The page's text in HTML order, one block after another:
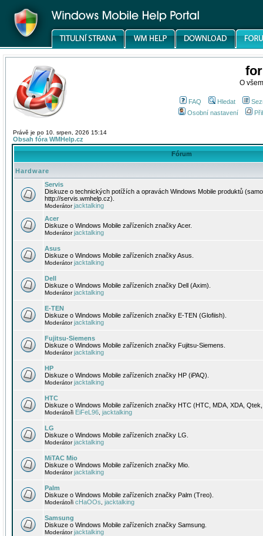
O
FAQ Hledat
Osobní nastavení
Právě je po 10. srpen, 2026 15:14
Obsah fóra WMHelp.cz
Fórum
Hardware
Servis
Diskuze o technických potížích a opravách Windows Mobile produktů
http://servis.wmhelp.cz).
Moderátorjacktalking
Acer
Diskuze o Windows Mobile zařízeních značky Acer.
Moderátorjacktalking
Asus
Diskuze o Windows Mobile zařízeních značky Asus.
Moderátorjacktalking
Dell
Diskuze o Windows Mobile zařízeních značky Dell (Axim).
Moderátorjacktalking
E-TEN
Diskuze o Windows Mobile zařízeních značky E-TEN (Glofiish).
Moderátorjacktalking
Fujitsu-Siemens
Diskuze o Windows Mobile zařízeních značky Fujitsu-Siemens.
Moderátorjacktalking
HP
Diskuze o Windows Mobile zařízeních značky HP (iPAQ).
Moderátorjacktalking
HTC
Diskuze o Windows Mobile zařízeních značky HTC (HTC, MDA, XDA,
Moderátoři EiFeL96 jacktalking
LG
Diskuze o Windows Mobile zařízeních značky LG.
Moderátorjacktalking
MiTAC Mio
Diskuze o Windows Mobile zařízeních značky Mio.
Moderátorjacktalking
Palm
Diskuze o Windows Mobile zařízeních značky Palm (Treo).
Moderátoři cHaOOs jacktalking
Samsung
Diskuze o Windows Mobile zařízeních značky Samsung.
Moderátorjacktalking